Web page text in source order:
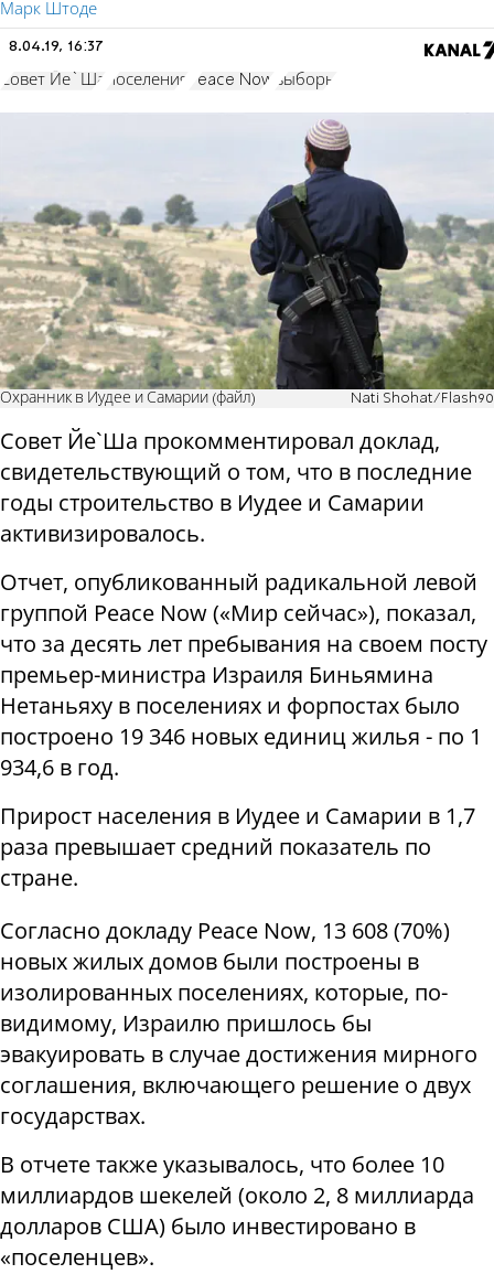
Марк Штоде
8.04.19, 16:37
Совет Йе`Ша поселения Peace Now выборы
Охранник в Иудее и Самарии (файл) Nati Shohat/Flash90
Совет Йе`Ша прокомментировал доклад,
свидетельствующий о том, что в последние
годы строительство в Иудее и Самарии
активизировалось.
Отчет, опубликованный радикальной левой
группой Peace Now («Мир сейчас»), показал,
что за десять лет пребывания на своем посту
премьер-министра Израиля Биньямина
Нетаньяху в поселениях и форпостах было
построено 19 346 новых единиц жилья - по 1
934,6 в год.
Прирост населения в Иудее и Самарии в 1,7
раза превышает средний показатель по
стране.
Согласно докладу Peace Now, 13 608 (70%)
новых жилых домов были построены в
изолированных поселениях, которые, по-
видимому, Израилю пришлось бы
эвакуировать в случае достижения мирного
соглашения, включающего решение о двух
государствах.
В отчете также указывалось, что более 10
миллиардов шекелей (около 2, 8 миллиарда
долларов США) было инвестировано в
«поселенцев».